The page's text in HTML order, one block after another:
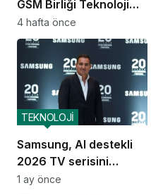
GSM Birliği Teknoloji
Grubu Başkanı oldu
4 hafta önce
Samsung, AI destekli
2026 TV serisini
Türkiye’de tanıttı
TEKNOLOJİ
1 ay önce